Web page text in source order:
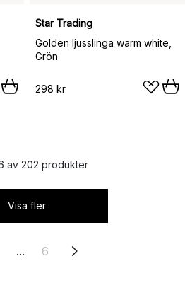
Star Trading
Golden ljusslinga warm white,
Grön
298 kr
av 202 produkter
Visa fler
... 6